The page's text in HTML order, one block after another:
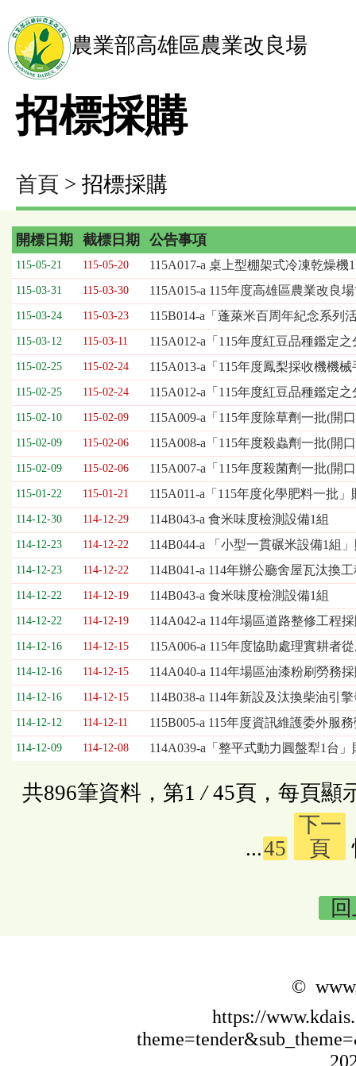
農業部高雄區農業改良場
招標採購
首頁 > 招標採購
招
標
採
購
列
表，
欄
位
依
序
開
標
期、
截
標
日
期、
公
告
事
項
開標日期 截標日期 公告事項
115-05-21 115-05-20 115A017-a 桌上型棚架式冷凍乾燥機
115-03-31 115-03-30 115A015-a 115年度高雄區農業改良
115-03-24 115-03-23 115B014-a「蓬萊米百周年紀念系列
115-03-12 115-03-11 115A012-a「115年度紅豆品種鑑定
115-02-25 115-02-24 115A013-a「115年度鳳梨採收機機
115-02-25 115-02-24 115A012-a「115年度紅豆品種鑑定
115-02-10 115-02-09 115A009-a「115年度除草劑一批(開
115-02-09 115-02-06 115A008-a「115年度殺蟲劑一批(開
115-02-09 115-02-06 115A007-a「115年度殺菌劑一批(開
115-01-22 115-01-21 115A011-a「115年度化學肥料一批
114-12-30 114-12-29 114B043-a 食米味度檢測設備1組
114-12-23 114-12-22 114B044-a 「小型一貫碾米設備1組
114-12-23 114-12-22 114B041-a 114年辦公廳舍屋瓦汰換
114-12-22 114-12-19 114B043-a 食米味度檢測設備1組
114-12-22 114-12-19 114A042-a 114年場區道路整修工程
114-12-16 114-12-15 115A006-a 115年度協助處理實耕者
114-12-16 114-12-15 114A040-a 114年場區油漆粉刷勞務
114-12-16 114-12-15 114B038-a 114年新設及汰換柴油引
114-12-12 114-12-11 115B005-a 115年度資訊維護委外服
114-12-09 114-12-08 114A039-a「整平式動力圓盤犁1台
共896筆資料，第1 /45頁，每頁顯
...45
下一
頁
©
https://